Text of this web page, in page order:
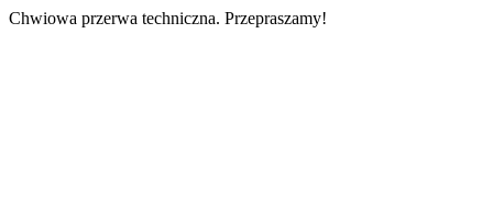
Chwiowa przerwa techniczna. Przepraszamy!